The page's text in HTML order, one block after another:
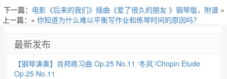
下一篇： 电影《后来的我们》插曲《爱了很久的朋友 》钢琴版，附谱 »
上一篇：« 你知道为什么难以平衡写作业和练琴时间的原因吗？
最新发布
【钢琴演奏】肖邦练习曲 Op.25 No.11 ‘冬风’/Chopin Etude
Op.25 No.11